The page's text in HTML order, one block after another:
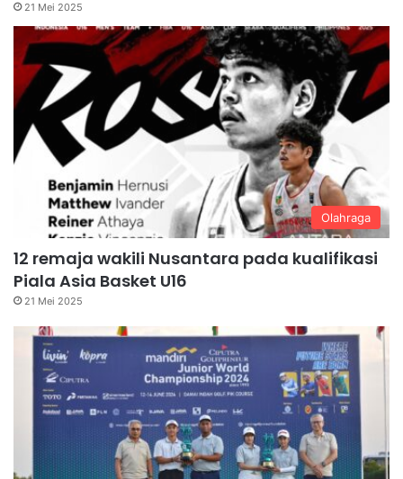
21 Mei 2025
Olahraga
12 remaja wakili Nusantara pada kualifikasi
Piala Asia Basket U16
21 Mei 2025